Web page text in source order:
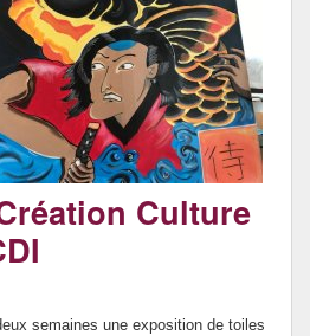
Culture
semaines une exposition de toiles